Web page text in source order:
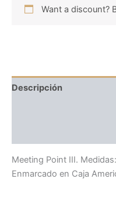
Want a discount?
Descripción
Meeting Point III.
Enmarcado en Caja